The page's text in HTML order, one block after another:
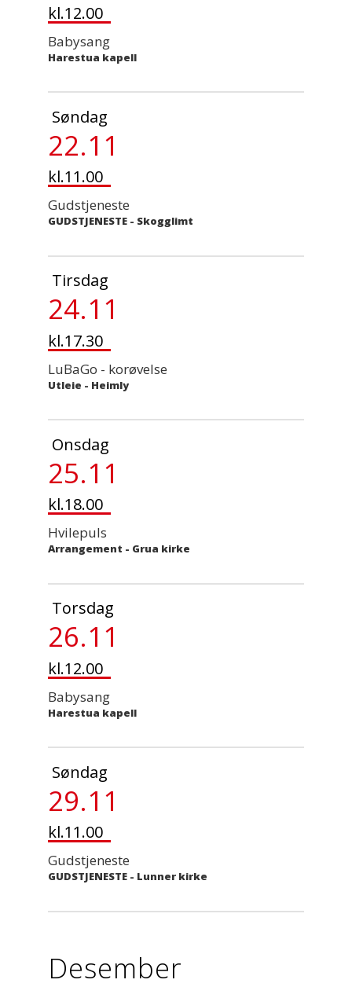
kl.12.00
Babysang
Harestua kapell
Søndag
22.11
kl.11.00
Gudstjeneste
GUDSTJENESTE - Skogglimt
Tirsdag
24.11
kl.17.30
LuBaGo - korøvelse
Utleie - Heimly
Onsdag
25.11
kl.18.00
Hvilepuls
Arrangement - Grua kirke
Torsdag
26.11
kl.12.00
Babysang
Harestua kapell
Søndag
29.11
kl.11.00
Gudstjeneste
GUDSTJENESTE - Lunner kirke
Desember